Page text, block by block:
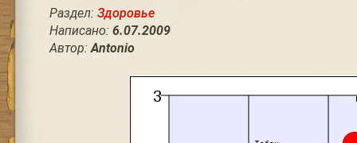
Раздел: Здоровье
Написано: 6.07.2009
Автор:Antonio